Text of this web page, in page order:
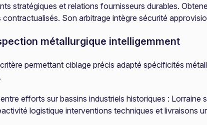
stratégiques et relations fournisseurs durables.
Son arbitrage intègre sécurité
métallurgique intelligemment
permettant ciblage précis adapté spécificités
efforts sur bassins industriels historiques :
logistique interventions techniques et livraisons